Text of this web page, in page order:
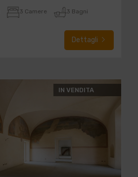
3 Camere 3 Bagni
Dettagli
IN VENDITA